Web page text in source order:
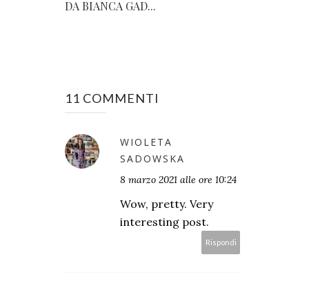
DA BIANCA GAD...
11 COMMENTI
WIOLETA
SADOWSKA
8 marzo 2021 alle ore 10:24
Wow, pretty. Very
interesting post.
Rispondi